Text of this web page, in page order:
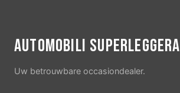
AUTOMOBILI SUPERLEGGERA
Uw betrouwbare occasiondealer.